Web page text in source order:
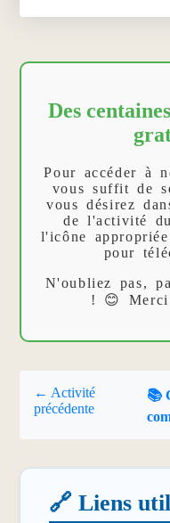
Des
Pour accéder à
vous suffit de
vous désirez
de l'activité
l'icône
pour
N'oubliez pas,
! 😊
← Activité
précédente
📚
🔗 Liens